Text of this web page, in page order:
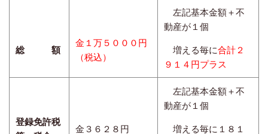
総 額
金１万５０００円
（税込）
左記基本金額＋不
動産が１個
増える毎に合計２
９１４円プラス
登録免許税
金３６２８円
左記基本金額＋不
動産が１個
増える毎に１８１